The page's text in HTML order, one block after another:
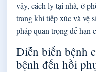
vậy, cách ly tại nhà, ở
trang khi tiếp xúc và vệ
pháp quan trọng để hạn
Diễn biến bệnh
bệnh đến hồi